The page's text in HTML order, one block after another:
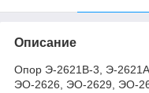
Описание
Опор Э-2621В-3, Э-
ЭО-2626, ЭО-2629, ЭО-